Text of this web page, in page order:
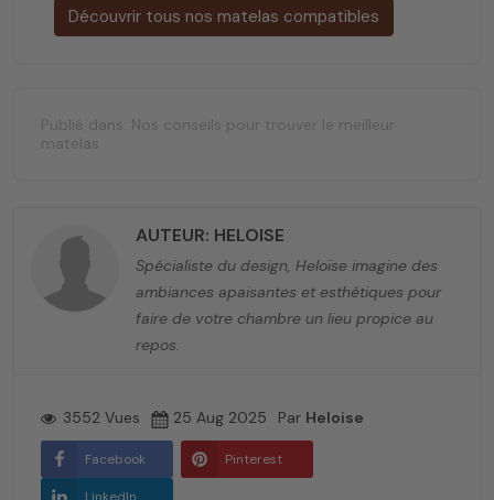
Découvrir tous nos matelas compatibles
Publié dans: Nos conseils pour trouver le meilleur
matelas
AUTEUR: HELOISE
Spécialiste du design, Heloïse imagine des
ambiances apaisantes et esthétiques pour
faire de votre chambre un lieu propice au
repos.
3552 Vues 25 Aug 2025 Par Heloise
Facebook Pinterest
LinkedIn